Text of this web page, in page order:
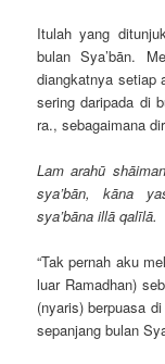
Itulah yang
bulan Sya’bān.
diangkatnya setiap
sering daripada di
ra., sebagaimana
Lam arahū
sya’bān, kāna
sya’bāna illā qalīlā.
“Tak pernah aku
luar Ramadhan)
(nyaris) berpuasa
sepanjang bulan